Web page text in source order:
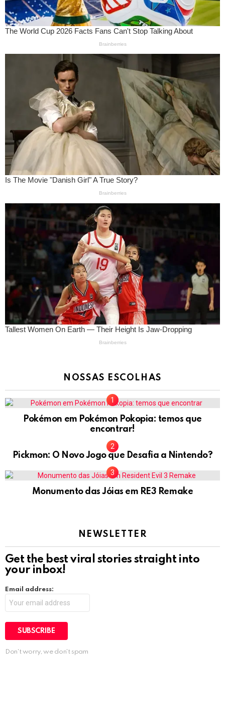
NOSSAS ESCOLHAS
Pokémon em Pokémon Pokopia: temos que
encontrar!
Pickmon: O Novo Jogo que Desafia a Nintendo?
Monumento das Jóias em RE3 Remake
NEWSLETTER
Get the best viral stories straight into
your inbox!
Email address:
Don't worry, we don't spam